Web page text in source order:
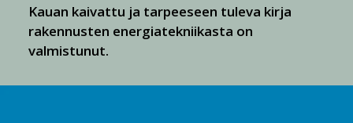
Kauan kaivattu ja tarpeeseen tuleva kirja
rakennusten energiatekniikasta on
valmistunut.